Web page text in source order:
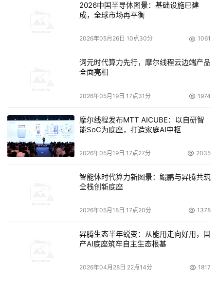
本方案采用的是区域容灾加集中式备份，采用该集中备
整可靠的集中备份起来。同时能保证应用和数据的在线快速
且由于将备份数据和元数据备份在一个备份数据集中，所以
同时，采用基于存储策略的备份模式，和自主备份，集
能够根据应用的不同要求，来灵活提供不同的客户端配置，
数据的保护更加安全：本方案不仅仅保护了服务器的历
2026中国半导体图景：基础设施已建
成，全球市场再平衡
2026年05月26日 10点30分 1061
词元时代算力先行，摩尔线程云边端产品
全面亮相
2026年05月19日 17点31分 1974
摩尔线程发布MTT AICUBE：以自研智
能SoC为底座，打造家庭AI中枢
2026年05月19日 17点27分 2035
智能体时代算力新图景：鲲鹏与昇腾共筑
全栈创新底座
2026年05月18日 17点20分 1378
昇腾生态半年蜕变：从能用走向好用，国
产AI底座筑牢自主生态根基
2026年04月28日 22点14分 1817